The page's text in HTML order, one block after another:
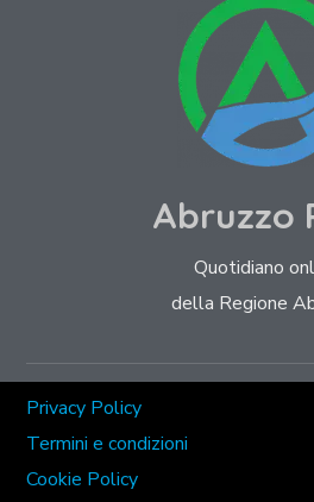
Abruzzo
Quotidiano
della Regione
Privacy Policy
Termini e condizioni
Cookie Policy